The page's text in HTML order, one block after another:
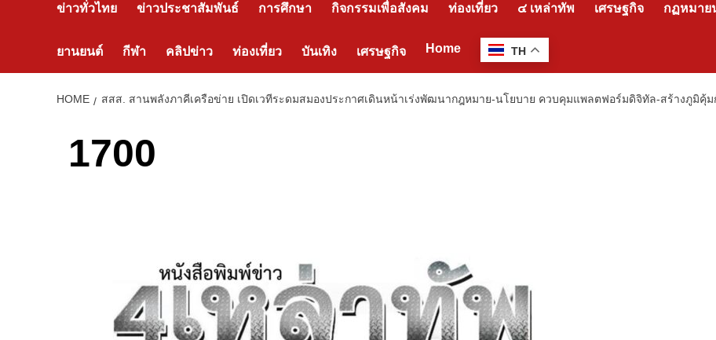
ข่าวทั่วไทย ข่าวประชาสัมพันธ์ การศึกษา กิจกรรมเพื่อสังคม ท่องเที่ยว ๔ เหล่าทัพ เศรษฐกิจ กฏหมาย
ยานยนต์ กีฬา คลิปข่าว ท่องเที่ยว บันเทิง เศรษฐกิจ Home TH
HOME สสส. สานพลังภาคีเครือข่าย เปิดเวทีระดมสมองประกาศเดินหน้าเร่งพัฒนากฎหมาย-นโยบาย ควบคุมแพลตฟอร์มดิจิทัล-สร้างภูมิคุ้
1700